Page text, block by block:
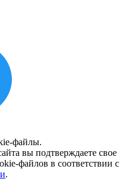
файлы.
вы подтверждаете свое
файлов в соответствии с
.